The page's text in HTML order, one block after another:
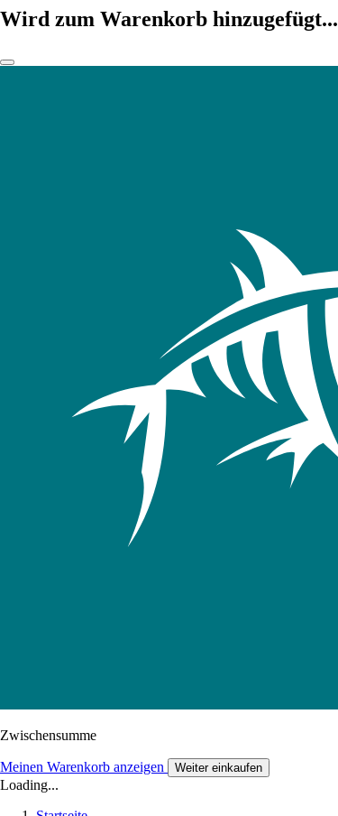
Wird zum Warenkorb hinzugefügt...
Zwischensumme
Meinen Warenkorb anzeigen Weiter einkaufen
Loading...